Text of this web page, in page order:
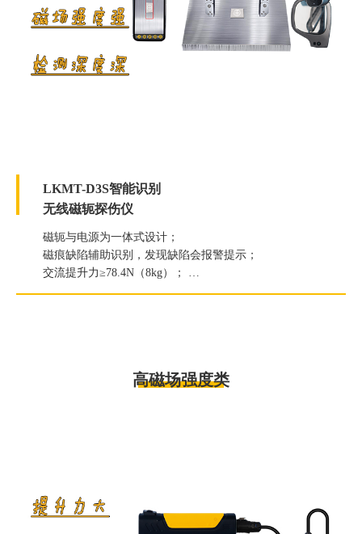
LKMT-D3S智能识别
无线磁轭探伤仪
磁轭与电源为一体式设计；
磁痕缺陷辅助识别，发现缺陷会报警提示；
交流提升力≥78.4N（8kg）；
直流提升力≥196N（20kg）；
高磁场强度类